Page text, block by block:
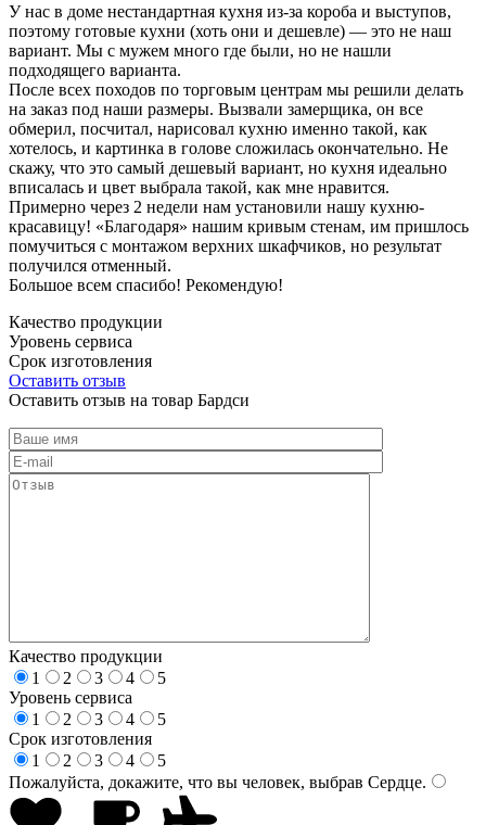
У нас в доме нестандартная кухня из-за короба и выступов,
поэтому готовые кухни (хоть они и дешевле) — это не наш
вариант. Мы с мужем много где были, но не нашли
подходящего варианта.
После всех походов по торговым центрам мы решили делать
на заказ под наши размеры. Вызвали замерщика, он все
обмерил, посчитал, нарисовал кухню именно такой, как
хотелось, и картинка в голове сложилась окончательно. Не
скажу, что это самый дешевый вариант, но кухня идеально
вписалась и цвет выбрала такой, как мне нравится.
Примерно через 2 недели нам установили нашу кухню-
красавицу! «Благодаря» нашим кривым стенам, им пришлось
помучиться с монтажом верхних шкафчиков, но результат
получился отменный.
Большое всем спасибо! Рекомендую!
Качество продукции
Уровень сервиса
Срок изготовления
Оставить отзыв
Оставить отзыв на товар Бардси
Качество продукции
1
2 3 4
5
Уровень сервиса
1
2 3 4
5
Срок изготовления
1
2 3 4
5
Пожалуйста, докажите, что вы человек, выбрав Сердце.